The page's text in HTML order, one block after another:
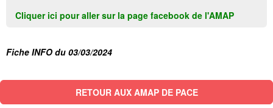
Cliquer ici pour aller sur la page facebook de l'AMAP
Fiche INFO du 03/03/2024
RETOUR AUX AMAP DE PACE